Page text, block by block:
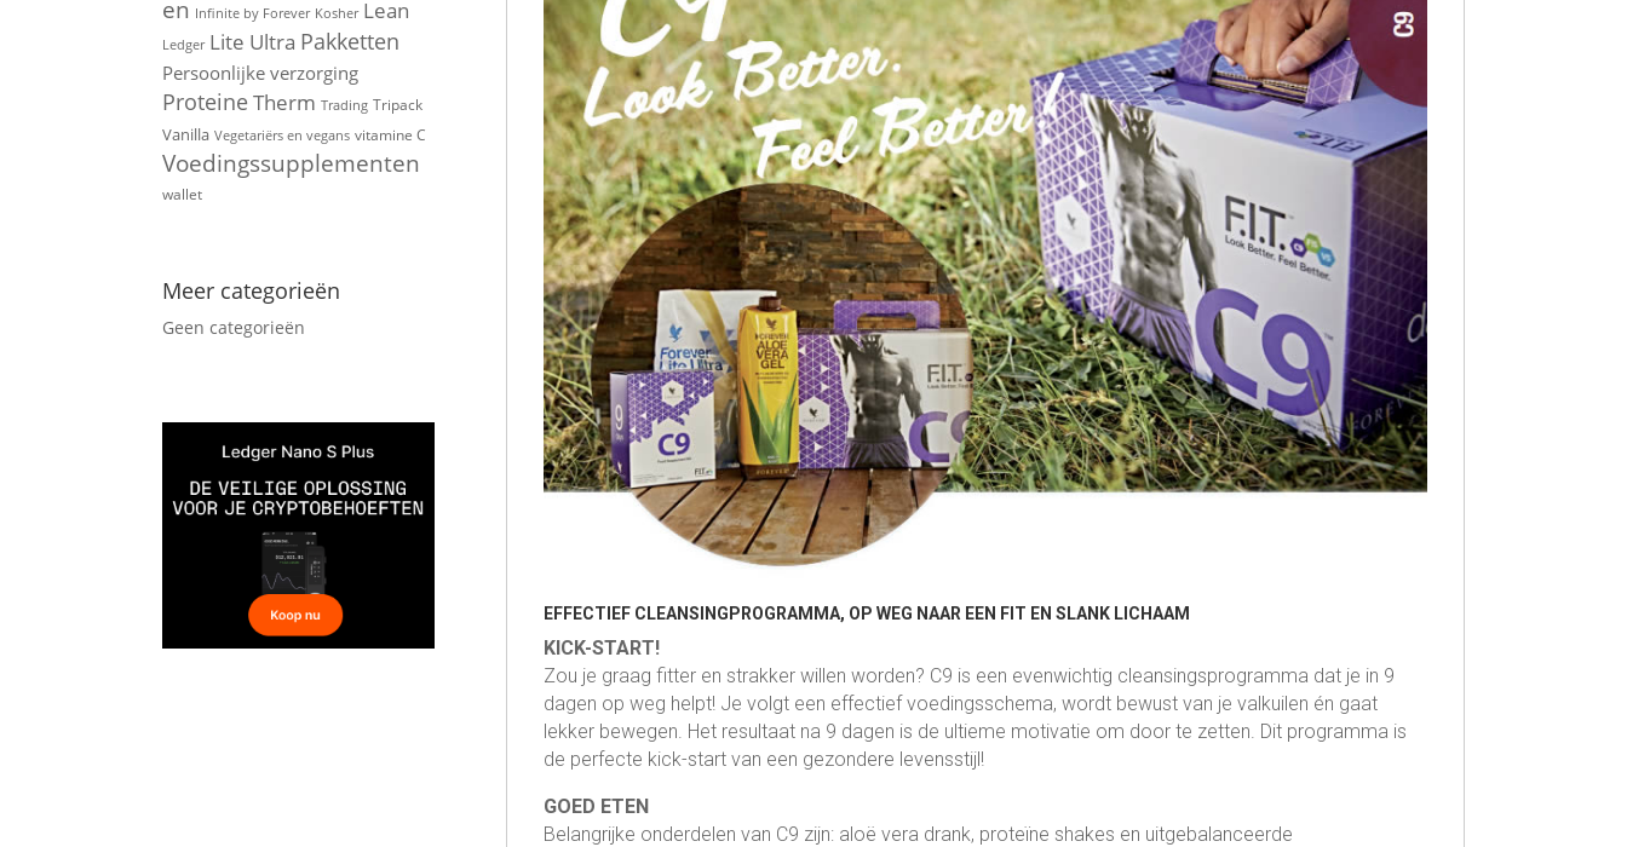
en Infinite by Forever Kosher Lean
Ledger Lite Ultra Pakketten
Persoonlijke verzorging
ProteineTherm Trading Tripack
Vanilla Vegetariërs en vegans vitamine C
Voedingssupplementen
wallet
Meer categorieën
Geen categorieën
EFFECTIEF CLEANSINGPROGRAMMA, OP WEG NAAR EEN FIT EN SLANK LICHAAM
KICK-START!
Zou je graag fitter en strakker willen worden? C9 is een evenwichtig cleansingsprogramma dat je in 9
dagen op weg helpt! Je volgt een effectief voedingsschema, wordt bewust van je valkuilen én gaat
lekker bewegen. Het resultaat na 9 dagen is de ultieme motivatie om door te zetten. Dit programma is
de perfecte kick-start van een gezondere levensstijl!
GOED ETEN
Belangrijke onderdelen van C9 zijn: aloë vera drank, proteïne shakes en uitgebalanceerde